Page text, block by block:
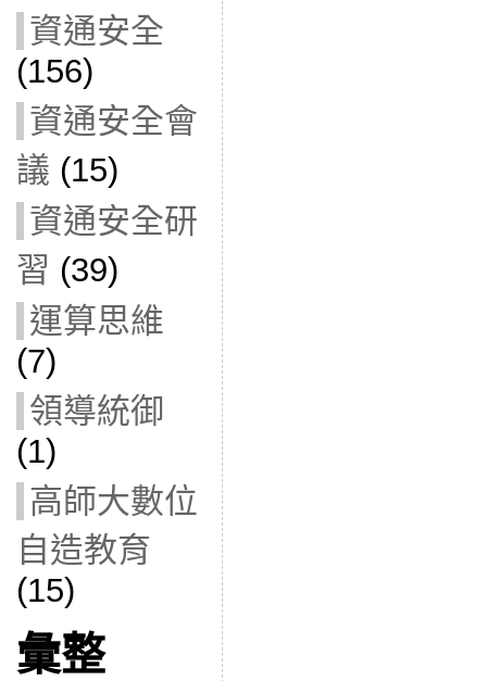
資通安全
(156)
資通安全會
議 (15)
資通安全研
習 (39)
運算思維
(7)
領導統御
(1)
高師大數位
自造教育
(15)
彙整